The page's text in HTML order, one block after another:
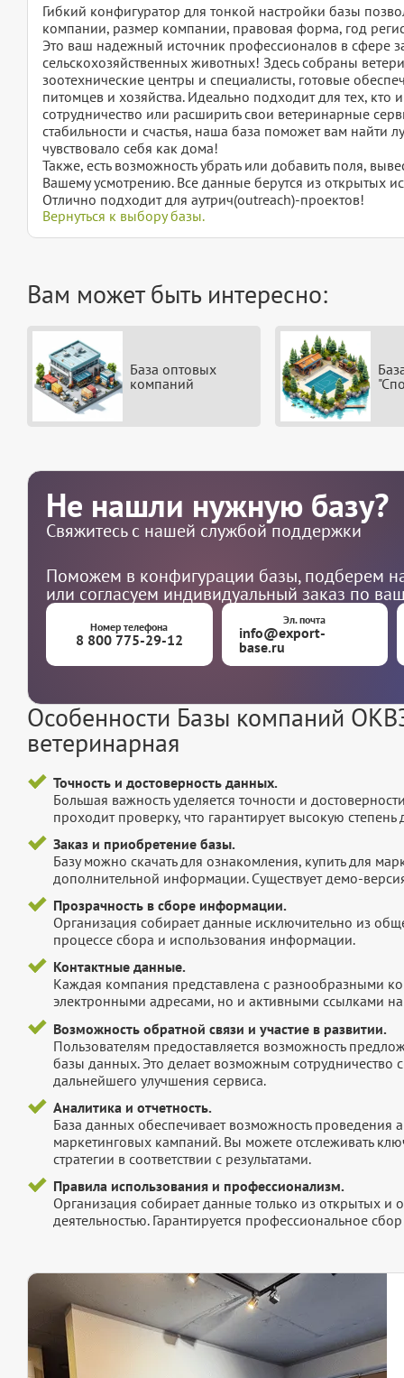
Гибкий конфигуратор для тонкой настройки базы
компании, размер компании, правовая форма, год
Это ваш надежный источник профессионалов в сфере
сельскохозяйственных животных! Здесь собраны
зоотехнические центры и специалисты, готовые
питомцев и хозяйства. Идеально подходит для тех, кто
сотрудничество или расширить свои ветеринарные
стабильности и счастья, наша база поможет вам найти
чувствовало себя как дома!
Также, есть возможность убрать или добавить поля,
Вашему усмотрению. Все данные берутся из открытых
Отлично подходит для аутрич(outreach)-проектов!
Вернуться к выбору базы.
Вам может быть интересно:
База оптовых
компаний
Не нашли нужную базу?
Свяжитесь с нашей службой поддержки
Поможем в конфигурации базы, подберем
или согласуем индивидуальный заказ по
Номер телефона
8 800 775-29-12
Эл. почта
info@export-
base.ru
Особенности Базы компаний
ветеринарная
Точность и достоверность данных.
Большая важность уделяется точности и
проходит проверку, что гарантирует высокую
Заказ и приобретение базы.
Базу можно скачать для ознакомления, купить для
дополнительной информации. Существует демо-
Прозрачность в сборе информации.
Организация собирает данные исключительно из
процессе сбора и использования информации.
Контактные данные.
Каждая компания представлена с разнообразными
электронными адресами, но и активными ссылками
Возможность обратной связи и участие в развитии.
Пользователям предоставляется возможность
базы данных. Это делает возможным сотрудничество
дальнейшего улучшения сервиса.
Аналитика и отчетность.
База данных обеспечивает возможность проведения
маркетинговых кампаний. Вы можете отслеживать
стратегии в соответствии с результатами.
Правила использования и профессионализм.
Организация собирает данные только из открытых и
деятельностью. Гарантируется профессиональное